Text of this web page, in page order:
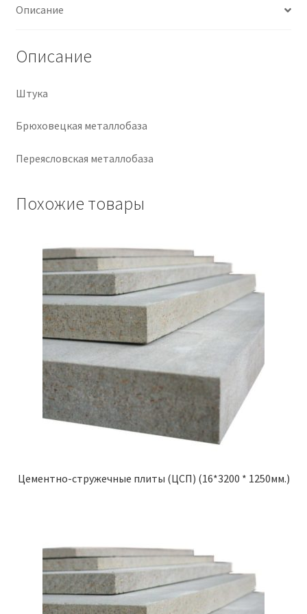
Расходные материалы
Спецодежда и СИЗ
Хозтовары
Описание
Описание
Штука
Брюховецкая металлобаза
Переясловская металлобаза
Похожие товары
Цементно-стружечные плиты (ЦСП) (16*3200 * 1250мм.)